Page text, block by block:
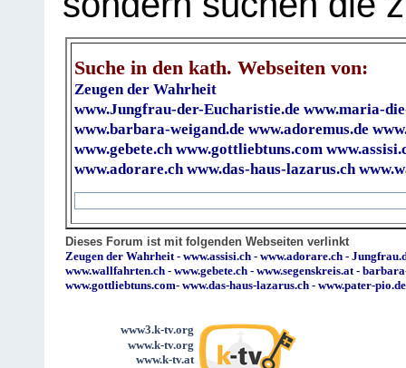
Suche in den kath. Webseiten von:
Zeugen der Wahrheit
www.Jungfrau-der-Eucharistie.de www.maria-
www.barbara-weigand.de www.adoremus.de
www.gebete.ch www.gottliebtuns.com
www.adorare.ch www.das-haus-lazarus.ch
Dieses Forum ist mit folgenden Webseiten verlinkt
Zeugen der Wahrheit- www.assisi.ch - www.adorare.ch -
www.wallfahrten.ch - www.gebete.ch - www.segenskreis.at-
www.gottliebtuns.com- www.das-haus-lazarus.ch - www.pater-pio.de
www3.k-tv.org
www.k-tv.org
www.k-tv.at